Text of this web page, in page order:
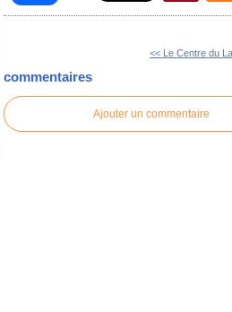
<< Le Centre du
commentaires
Ajouter un commentaire